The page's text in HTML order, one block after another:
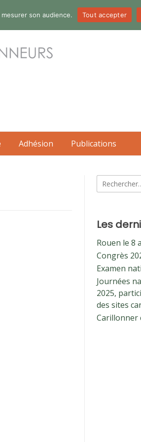
Adhésion Publications
Rechercher :
Les
Rouen le 8
Congrès
Examen
Journées
2025,
des sites
Carillonner
son audience. Tout accepter